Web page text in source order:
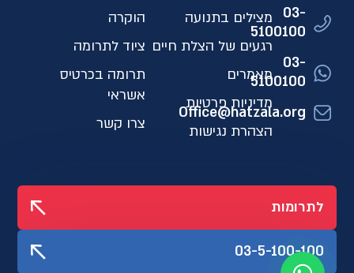
03-
5100100
03-
5100100
Office@hatzala.org
מצילים בתנועה
רגעים של הצלת חיים
מאמרים
מדיניות פרטיות
הצהרת נגישות
הוקרה
ציוד לתרומה
תרומה בכרטיס
אשראי
צרו קשר
לתרומות
03-5-100-100